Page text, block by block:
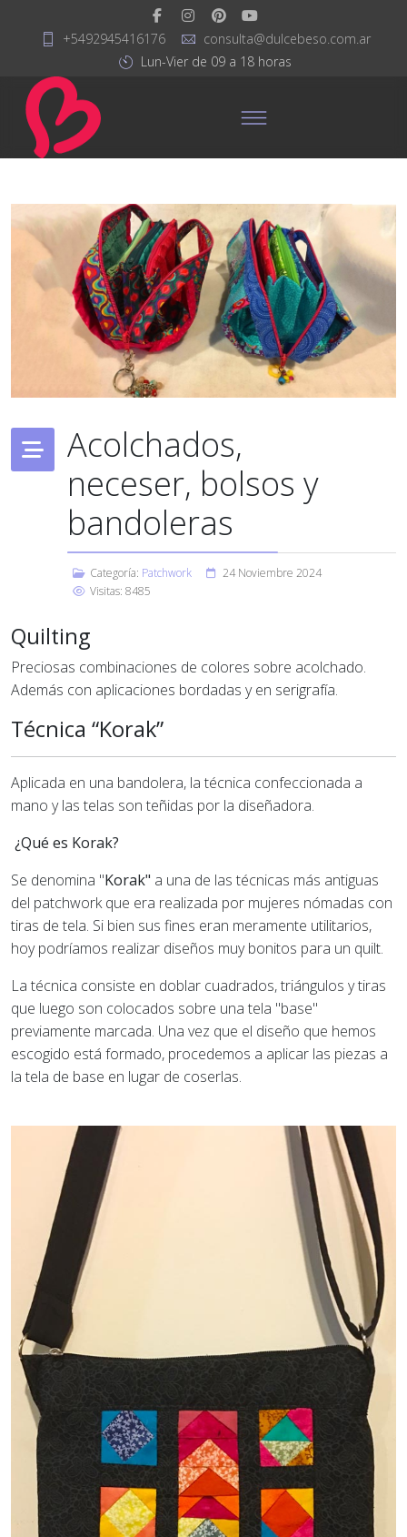
+5492945416176
consulta@dulcebeso.com.ar
Lun-Vier de 09 a 18 horas
Acolchados,
neceser, bolsos y
bandoleras
Categoría: Patchwork
24 Noviembre 2024
Visitas: 8485
Quilting
Preciosas combinaciones de colores sobre acolchado.
Además con aplicaciones bordadas y en serigrafía.
Técnica “Korak”
Aplicada en una bandolera, la técnica confeccionada a
mano y las telas son teñidas por la diseñadora.
¿Qué es Korak?
Se denomina "Korak" a una de las técnicas más antiguas
del patchwork que era realizada por mujeres nómadas con
tiras de tela. Si bien sus fines eran meramente utilitarios,
hoy podríamos realizar diseños muy bonitos para un quilt.
La técnica consiste en doblar cuadrados, triángulos y tiras
que luego son colocados sobre una tela "base"
previamente marcada. Una vez que el diseño que hemos
escogido está formado, procedemos a aplicar las piezas a
la tela de base en lugar de coserlas.